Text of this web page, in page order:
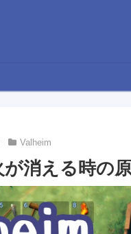
Valheim
消える時の